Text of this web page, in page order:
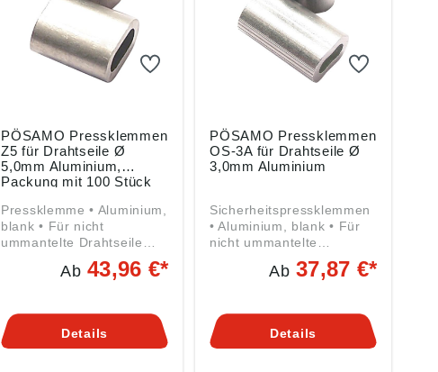
PÖSAMO Pressklemmen
Z5 für Drahtseile Ø
5,0mm Aluminium,
Packung mit 100 Stück
Pressklemme • Aluminium,
blank • Für nicht
ummantelte Drahtseile
von 1,5 bis 5,0 mm
Angaben gemäß
Monheimer Ketten- u.
Metallwarenindustrie,
Ab43,96 €*
Details
PÖSAMO Pressklemmen
OS-3A für Drahtseile Ø
3,0mm Aluminium
Sicherheitspressklemmen
• Aluminium, blank • Für
nicht ummantelte
Drahtseile von 1,5 mm bis
Monheimer Ketten- u.
Metallwarenindustrie,
Ab37,87 €*
Details